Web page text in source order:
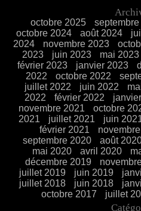
octobre 2025
octobre 2024
août 2024
2024
novembre 2023
2023
juin 2023 mai 2023
février 2023
janvier 2023
2022
octobre 2022
juillet 2022
juin 2022
2022
février 2022
novembre 2021
octobre
2021
juillet 2021 juin
février 2021
septembre 2020
août
mai 2020
avril 2020
décembre 2019
juillet 2019
juin 2019
juillet 2018
juin 2018
octobre 2017
juillet